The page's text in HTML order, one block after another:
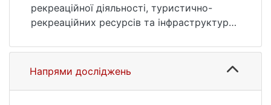
рекреаційної діяльності, туристично-
рекреаційних ресурсів та інфраструктури
Проведено оцінку вплив пандемії Covid 19
на розвиток туристично-рекреаційної
діяльності в Туреччині.
Напрями досліджень